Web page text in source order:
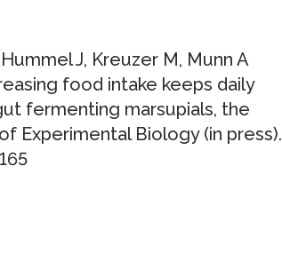
J, Kreuzer M, Munn A
food intake keeps daily
fermenting marsupials, the
Experimental Biology (in press).